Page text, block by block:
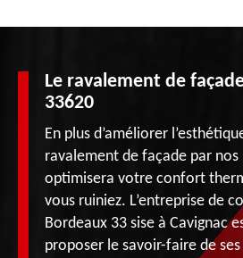
Le ravalement de
33620
En plus d’améliorer
ravalement de façade par
optimisera votre confort
vous ruiniez. L’entreprise de
Bordeaux 33 sise à Cavignac
proposer le savoir-faire de